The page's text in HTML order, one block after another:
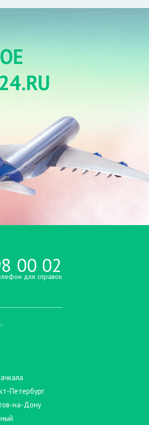
00 02
для справок
Петербург
на-Дону